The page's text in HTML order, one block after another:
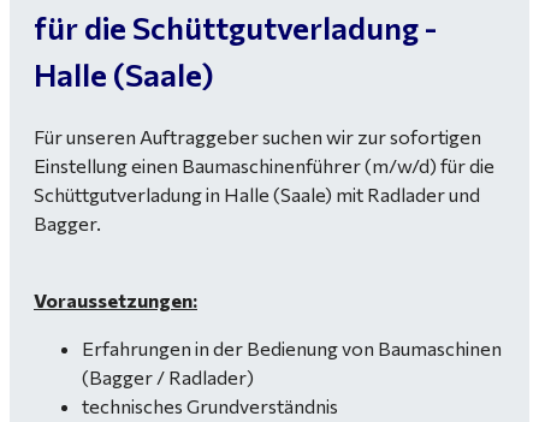
für die Schüttgutverladung -
Halle (Saale)
Für unseren Auftraggeber suchen wir zur sofortigen
Einstellung einen Baumaschinenführer (m/w/d) für die
Schüttgutverladung in Halle (Saale) mit Radlader und
Bagger.
Voraussetzungen:
Erfahrungen in der Bedienung von Baumaschinen
(Bagger / Radlader)
technisches Grundverständnis